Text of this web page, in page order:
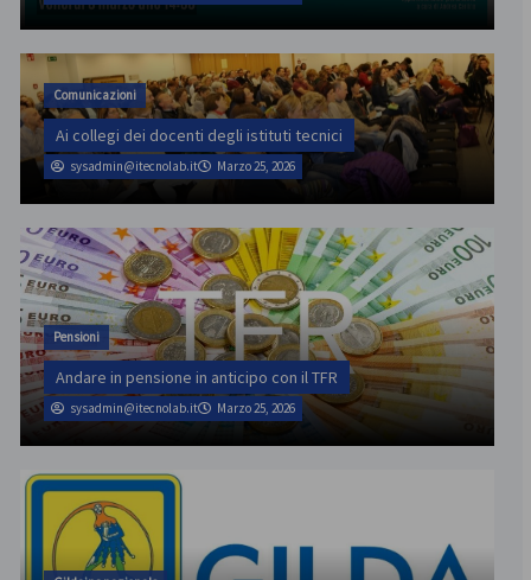
Comunicazioni
Ai collegi dei docenti degli istituti tecnici
sysadmin@itecnolab.it Marzo 25, 2026
Pensioni
Andare in pensione in anticipo con il TFR
sysadmin@itecnolab.it Marzo 25, 2026